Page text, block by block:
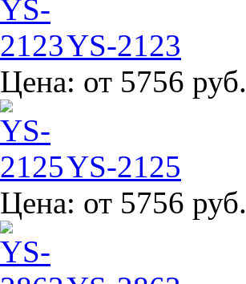
YS-2123
Цена: от 5756 руб.
YS-2125
Цена: от 5756 руб.